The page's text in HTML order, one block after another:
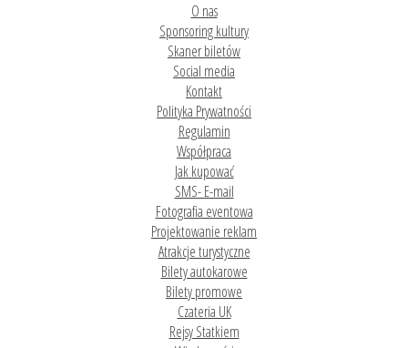
O nas
Sponsoring kultury
Skaner biletów
Social media
Kontakt
Polityka Prywatności
Regulamin
Współpraca
Jak kupować
SMS- E-mail
Fotografia eventowa
Projektowanie reklam
Atrakcje turystyczne
Bilety autokarowe
Bilety promowe
Czateria UK
Rejsy Statkiem